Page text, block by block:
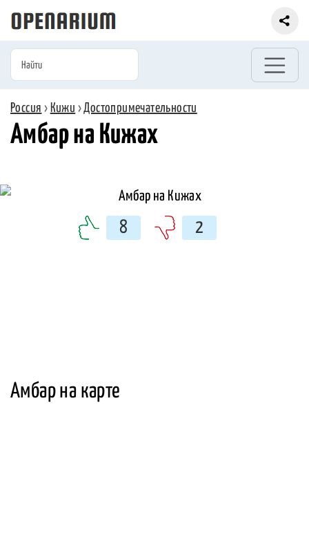
Россия › Кижи ›Достопримечательности
Амбар на Кижах
8 2
Амбар на карте